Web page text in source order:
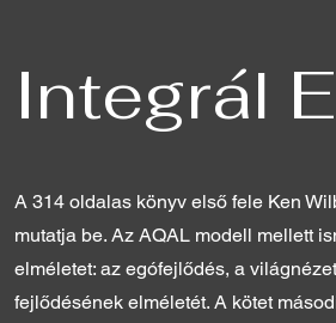
Integrál
A 314 oldalas könyv első fele Ken
mutatja be. Az AQAL modell mellett
elméletet: az egófejlődés, a
fejlődésének elméletét. A kötet